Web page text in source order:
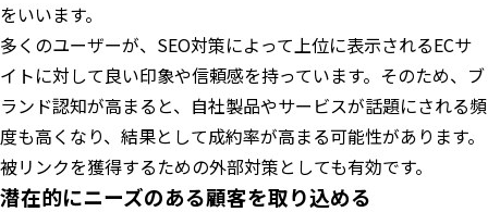
をいいます。
多くのユーザーが、SEO対策によって上位に表示されるECサ
イトに対して良い印象や信頼感を持っています。そのため、ブ
ランド認知が高まると、自社製品やサービスが話題にされる頻
度も高くなり、結果として成約率が高まる可能性があります。
被リンクを獲得するための外部対策としても有効です。
潜在的にニーズのある顧客を取り込める